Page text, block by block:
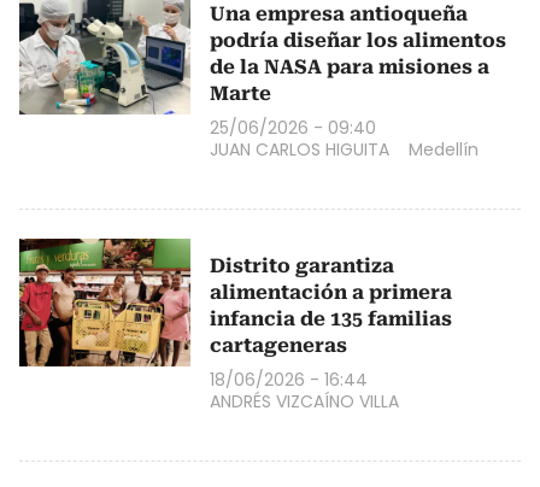
Una empresa antioqueña
podría diseñar los alimentos
de la NASA para misiones a
Marte
25/06/2026 - 09:40
JUAN CARLOS HIGUITA
Medellín
Distrito garantiza
alimentación a primera
infancia de 135 familias
cartageneras
18/06/2026 - 16:44
ANDRÉS VIZCAÍNO VILLA